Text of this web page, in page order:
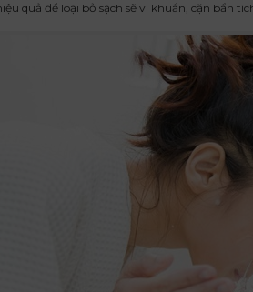
quả để loại bỏ sạch sẽ vi khuẩn, cặn bẩn